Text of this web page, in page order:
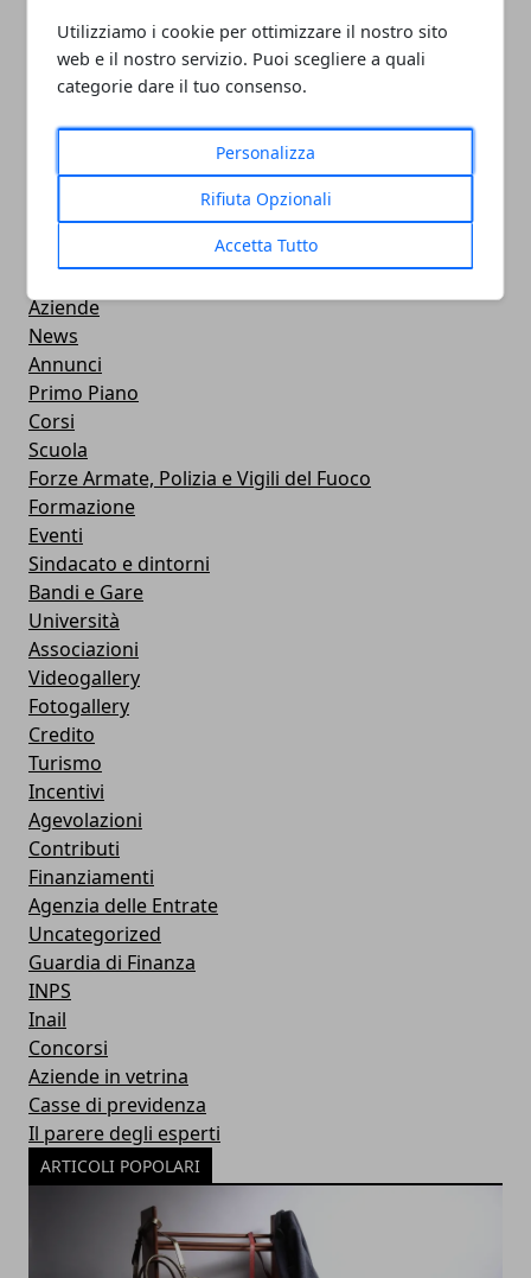
Utilizziamo i cookie per ottimizzare il nostro sito
web e il nostro servizio. Puoi scegliere a quali
categorie dare il tuo consenso.
Personalizza
Rifiuta Opzionali
Accetta Tutto
PULITORE COORDINATORE
05/11/2024
Aziende
News
Annunci
Primo Piano
Corsi
Scuola
Forze Armate, Polizia e Vigili del Fuoco
Formazione
Eventi
Sindacato e dintorni
Bandi e Gare
Università
Associazioni
Videogallery
Fotogallery
Credito
Turismo
Incentivi
Agevolazioni
Contributi
Finanziamenti
Agenzia delle Entrate
Uncategorized
Guardia di Finanza
INPS
Inail
Concorsi
Aziende in vetrina
Casse di previdenza
Il parere degli esperti
ARTICOLI POPOLARI